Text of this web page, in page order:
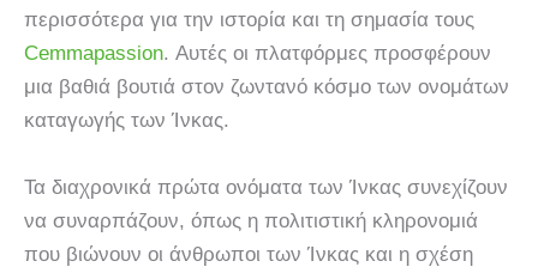
περισσότερα για την ιστορία και τη σημασία τους
Cemmapassion. Αυτές οι πλατφόρμες προσφέρουν
μια βαθιά βουτιά στον ζωντανό κόσμο των ονομάτων
καταγωγής των Ίνκας.
Τα διαχρονικά πρώτα ονόματα των Ίνκας συνεχίζουν
να συναρπάζουν, όπως η πολιτιστική κληρονομιά
που βιώνουν οι άνθρωποι των Ίνκας και η σχέση